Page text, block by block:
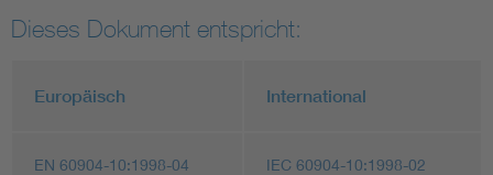
Dieses Dokument entspricht:
Europäisch International
EN 60904-10:1998-04 IEC 60904-10:1998-02